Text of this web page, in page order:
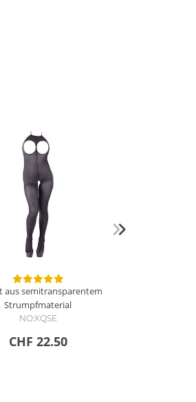
aus semitransparentem
Strumpfmaterial
NO:XQSE
CHF 22.50